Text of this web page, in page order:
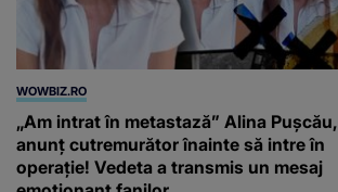
WOWBIZ.RO
„Am intrat în metastază” Alina Pușcău,
anunț cutremurător înainte să intre în
operație! Vedeta a transmis un mesaj